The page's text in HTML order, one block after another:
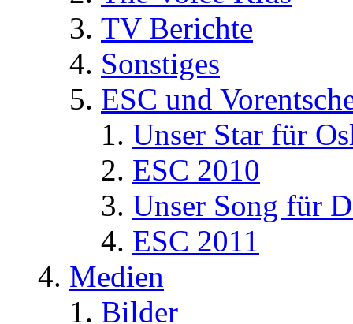
TV Berichte
Sonstiges
ESC und
Unser Star für
ESC 2010
Unser Song für
ESC 2011
Medien
Bilder